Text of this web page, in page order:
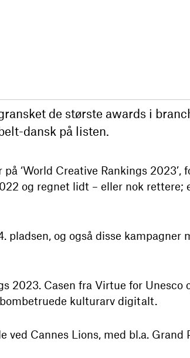
de største awards i
dansk på listen.
‘World Creative Rankings 2023’,
og regnet lidt – eller nok rettere;
pladsen, og også disse kampagner
2023. Casen fra Virtue for Unesco
kulturarv digitalt.
ved Cannes Lions, med bl.a. Grand